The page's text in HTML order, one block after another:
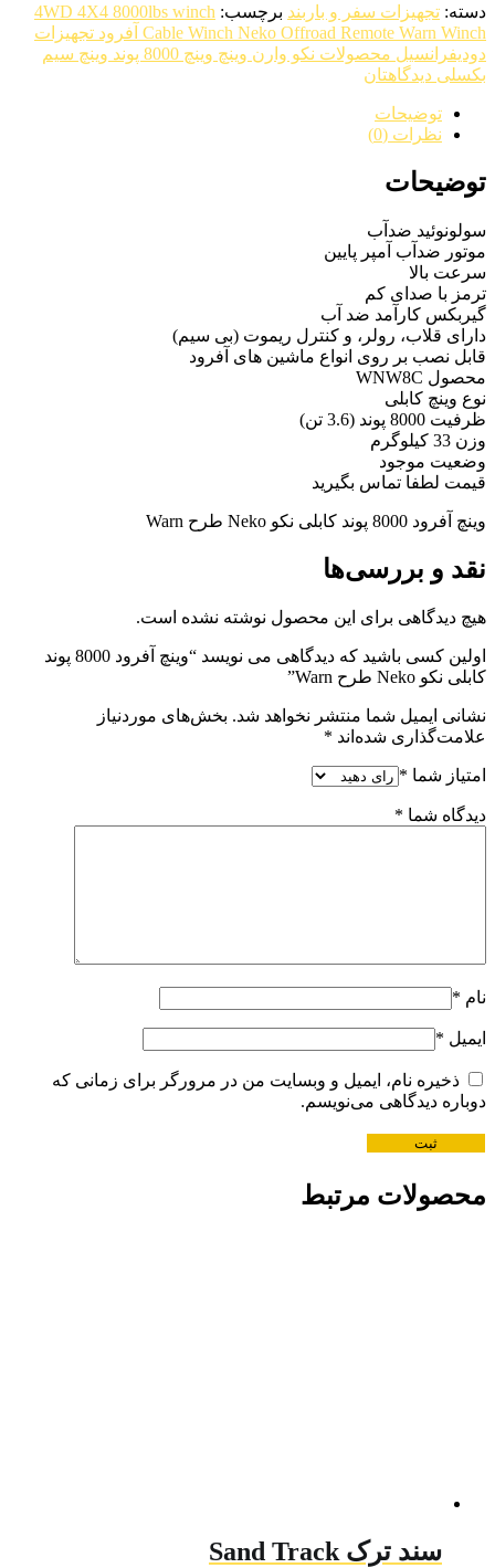
دسته: تجهیزات سفر و باربند برچسب: 4WD 4X4 8000lbs winch
Cable Winch Neko Offroad Remote Warn Winch آفرود تجهیزات
دودیفرانسیل محصولات نکو وارن وینچ وینچ 8000 پوند وینچ سیم
بکسلی دیدگاهتان
توضیحات
نظرات (0)
توضیحات
سولونوئید ضدآب
موتور ضدآب آمپر پایین
سرعت بالا
ترمز با صدای کم
گیربکس کارآمد ضد آب
دارای قلاب، رولر، و کنترل ریموت (بی سیم)
قابل نصب بر روی انواع ماشین های آفرود
محصول WNW8C
نوع وینچ کابلی
ظرفیت 8000 پوند (3.6 تن)
وزن 33 کیلوگرم
وضعیت موجود
قیمت لطفا تماس بگیرید
وینچ آفرود 8000 پوند کابلی نکو Neko طرح Warn
نقد و بررسی‌ها
هیچ دیدگاهی برای این محصول نوشته نشده است.
اولین کسی باشید که دیدگاهی می نویسد “وینچ آفرود 8000 پوند
کابلی نکو Neko طرح Warn”
نشانی ایمیل شما منتشر نخواهد شد. بخش‌های موردنیاز
علامت‌گذاری شده‌اند *
امتیاز شما *
دیدگاه شما *
نام *
ایمیل *
ذخیره نام، ایمیل و وبسایت من در مرورگر برای زمانی که
دوباره دیدگاهی می‌نویسم.
محصولات مرتبط
سند ترک Sand Track